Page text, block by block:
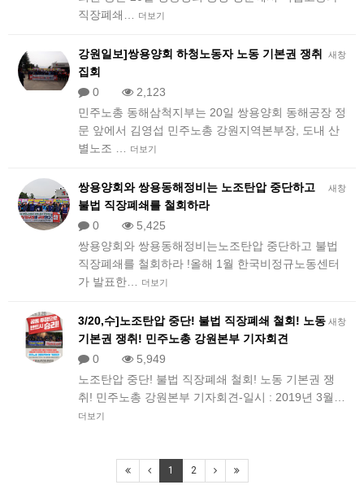
직장폐쇄…
더보기
새창
강원일보]쌍용양회 하청노동자 노동 기본권 쟁취
집회
0
2,123
민주노총 동해삼척지부는 20일 쌍용양회 동해공장 정
문 앞에서 김영섭 민주노총 강원지역본부장, 도내 산
별노조 …
더보기
새창
쌍용양회와 쌍용동해정비는 노조탄압 중단하고
불법 직장폐쇄를 철회하라
0
5,425
​쌍용양회와 쌍용동해정비는노조탄압 중단하고 불법
직장폐쇄를 철회하라 ! 올해 1월 한국비정규노동센터
가 발표한…
더보기
새창
3/20,수]노조탄압 중단! 불법 직장폐쇄 철회! 노동
기본권 쟁취! 민주노총 강원본부 기자회견
0
5,949
노조탄압 중단! 불법 직장폐쇄 철회! 노동 기본권 쟁
취! 민주노총 강원본부 기자회견-일시 : 2019년 3월…
더보기
1 2